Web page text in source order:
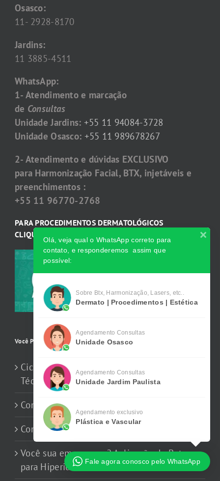
Osasco:
11- 2928-8170
Jardins:
11 3885-4511
WhatsApp:
1- Atendimento e marcação
de Consultas
Unidade Jardins: +55 11 94084-3728
Unidade Osasco: +55 11 989678267
2- Atendimento e dúvidas EXCLUSIVO
para Harmonização Facial, BTX, injetáveis e
preenchimentos :
+55 11 96770-2768
PARA PROCEDIMENTOS DERMATOLÓGICOS
CLIQUE:
Você Precisa Saber
Cicatriz de Acne Profunda: Quando uma
Técnica só não Resolve
Consulta Dermatologia Online
Consulta Online com Dermatologista
Você sua em excesso? Aplicação de Botox
para Hiperidrose
Olá, veja qual o WhatsApp correto para
contato, e responderemos assim que
possível:
Sobre Btx, Harmonização, Lasers, etc..
Dermato | Procedimentos | Estética
Agendamento Consultas
Unidade Osasco
Agendamento Consultas
Unidade Jardim Paulista
Agendamento exclusivo
Plástica e Vascular
Fale agora conosco pelo WhatsApp